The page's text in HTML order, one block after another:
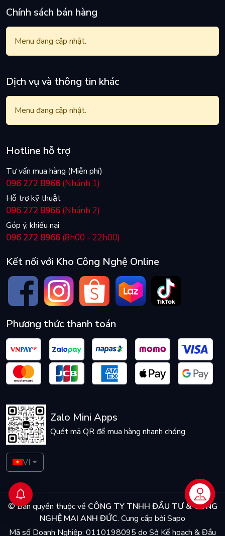
Chính sách bán hàng
Menu đang cập nhật.
Dịch vụ và thông tin khác
Menu đang cập nhật.
Hotline hỗ trợ
Tư vấn mua hàng (Miễn phí)
096 272 8966 (Nhánh 1)
Hỗ trợ kỹ thuật
096 272 8966 (Nhánh 2)
Góp ý, khiếu nại
096 272 8966 (8h00 - 22h00)
Kết nối với Kho Công Nghệ Online
Phương thức thanh toán
Zalo Mini Apps
Quét mã QR để mua hàng nhanh chóng
VI
© Bản quyền thuộc về CÔNG TY TNHH ĐẦU TƯ & CÔNG
NGHỆ MAI ANH ĐỨC. Cung cấp bởi Sapo
Mã số Doanh Nghiệp: 0110198095 do Sở Kế hoạch & Đầu
Liên hệ